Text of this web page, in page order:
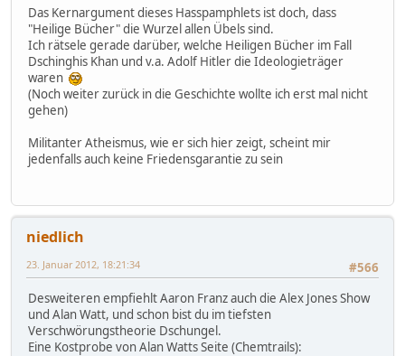
Das Kernargument dieses Hasspamphlets ist doch, dass
"Heilige Bücher" die Wurzel allen Übels sind.
Ich rätsele gerade darüber, welche Heiligen Bücher im Fall
Dschinghis Khan und v.a. Adolf Hitler die Ideologieträger
waren
(Noch weiter zurück in die Geschichte wollte ich erst mal nicht
gehen)
Militanter Atheismus, wie er sich hier zeigt, scheint mir
jedenfalls auch keine Friedensgarantie zu sein
niedlich
#566
23. Januar 2012, 18:21:34
Desweiteren empfiehlt Aaron Franz auch die Alex Jones Show
und Alan Watt, und schon bist du im tiefsten
Verschwörungstheorie Dschungel.
Eine Kostprobe von Alan Watts Seite (Chemtrails):